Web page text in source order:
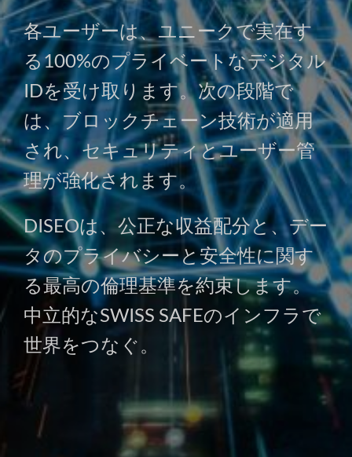
各ユーザーは、ユニークで実在す
る100%のプライベートなデジタル
IDを受け取ります。次の段階で
は、ブロックチェーン技術が適用
され、セキュリティとユーザー管
理が強化されます。
DISEOは、公正な収益配分と、デー
タのプライバシーと安全性に関す
る最高の倫理基準を約束します。
中立的なSWISS SAFEのインフラで
世界をつなぐ。